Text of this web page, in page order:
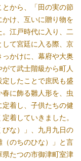
から、「田の実の節
け、互いに贈り物を
江戸時代に入り、二
て宮廷に入る際、京
かけに、幕府や大奥
て武士階級から町人
したことで庶民も盛
に飾る雛人形を、虫
着し、子供たちの健
着していきました。
な）」、九月九日の
のちのひな）」と言
たつの市御津町室津